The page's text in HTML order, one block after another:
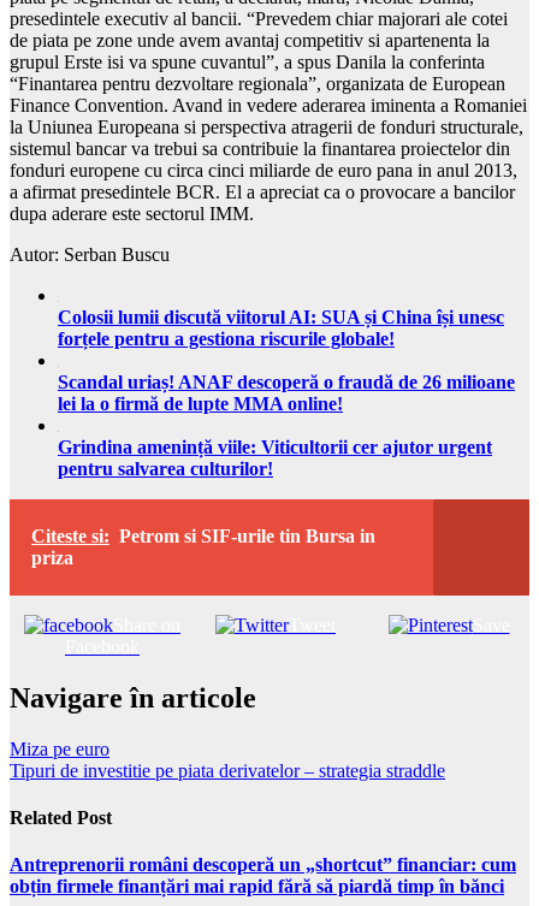
presedintele executiv al bancii. “Prevedem chiar majorari ale cotei
de piata pe zone unde avem avantaj competitiv si apartenenta la
grupul Erste isi va spune cuvantul”, a spus Danila la conferinta
“Finantarea pentru dezvoltare regionala”, organizata de European
Finance Convention. Avand in vedere aderarea iminenta a Romaniei
la Uniunea Europeana si perspectiva atragerii de fonduri structurale,
sistemul bancar va trebui sa contribuie la finantarea proiectelor din
fonduri europene cu circa cinci miliarde de euro pana in anul 2013,
a afirmat presedintele BCR. El a apreciat ca o provocare a bancilor
dupa aderare este sectorul IMM.
Autor: Serban Buscu
Colosii lumii discută viitorul AI: SUA și China își unesc
forțele pentru a gestiona riscurile globale!
Scandal uriaș! ANAF descoperă o fraudă de 26 milioane
lei la o firmă de lupte MMA online!
Grindina amenință viile: Viticultorii cer ajutor urgent
pentru salvarea culturilor!
Citeste si: Petrom si SIF-urile tin Bursa in
priza
Share on
Facebook
Tweet Save
Navigare în articole
Miza pe euro
Tipuri de investitie pe piata derivatelor – strategia straddle
Related Post
Antreprenorii români descoperă un „shortcut” financiar: cum
obțin firmele finanțări mai rapid fără să piardă timp în bănci